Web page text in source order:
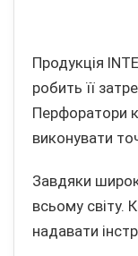
Продукція
робить її
Перфоратори
виконувати
Завдяки
всьому світу.
надавати